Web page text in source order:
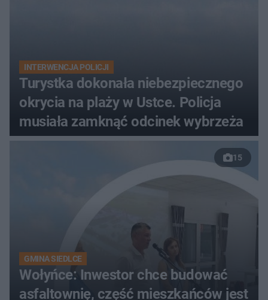
INTERWENCJA POLICJI
Turystka dokonała niebezpiecznego
okrycia na plaży w Ustce. Policja
musiała zamknąć odcinek wybrzeża
15
GMINA SIEDLCE
Wołyńce: Inwestor chce budować
asfaltownię, część mieszkańców jest